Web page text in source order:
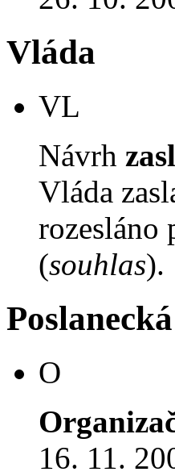
Vláda
VL
Návrh
Vláda
rozesláno
(souhlas).
O
16. 11.